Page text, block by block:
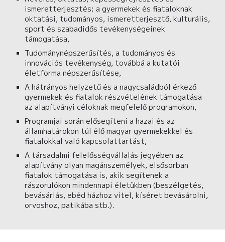
ismeretterjesztés; a gyermekek és fiataloknak
oktatási, tudományos, ismeretterjesztő, kulturális,
sport és szabadidős tevékenységeinek
támogatása,
Tudománynépszerűsítés, a tudományos és
innovációs tevékenység, továbbá a kutatói
életforma népszerűsítése,
A hátrányos helyzetű és a nagycsaládból érkező
gyermekek és fiatalok részvételének támogatása
az alapítványi céloknak megfelelő programokon,
Programjai során elősegíteni a hazai és az
államhatárokon túl élő magyar gyermekekkel és
fiatalokkal való kapcsolattartást,
A társadalmi felelősségvállalás jegyében az
alapítvány olyan magánszemélyek, elsősorban
fiatalok támogatása is, akik segítenek a
rászorulókon mindennapi életükben (beszélgetés,
bevásárlás, ebéd házhoz vitel, kíséret bevásárolni,
orvoshoz, patikába stb.).